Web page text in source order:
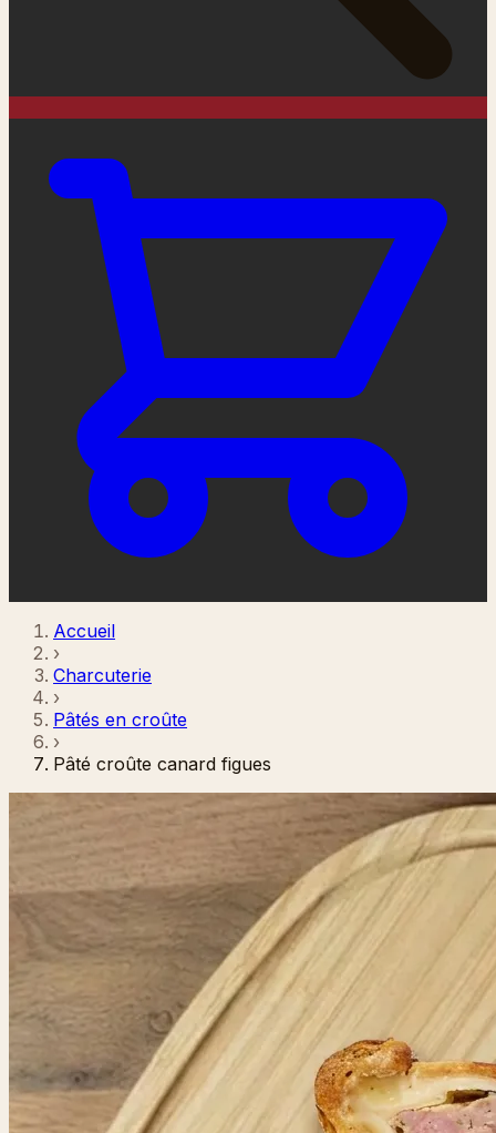
Accueil
›
Charcuterie
›
Pâtés en croûte
›
Pâté croûte canard figues